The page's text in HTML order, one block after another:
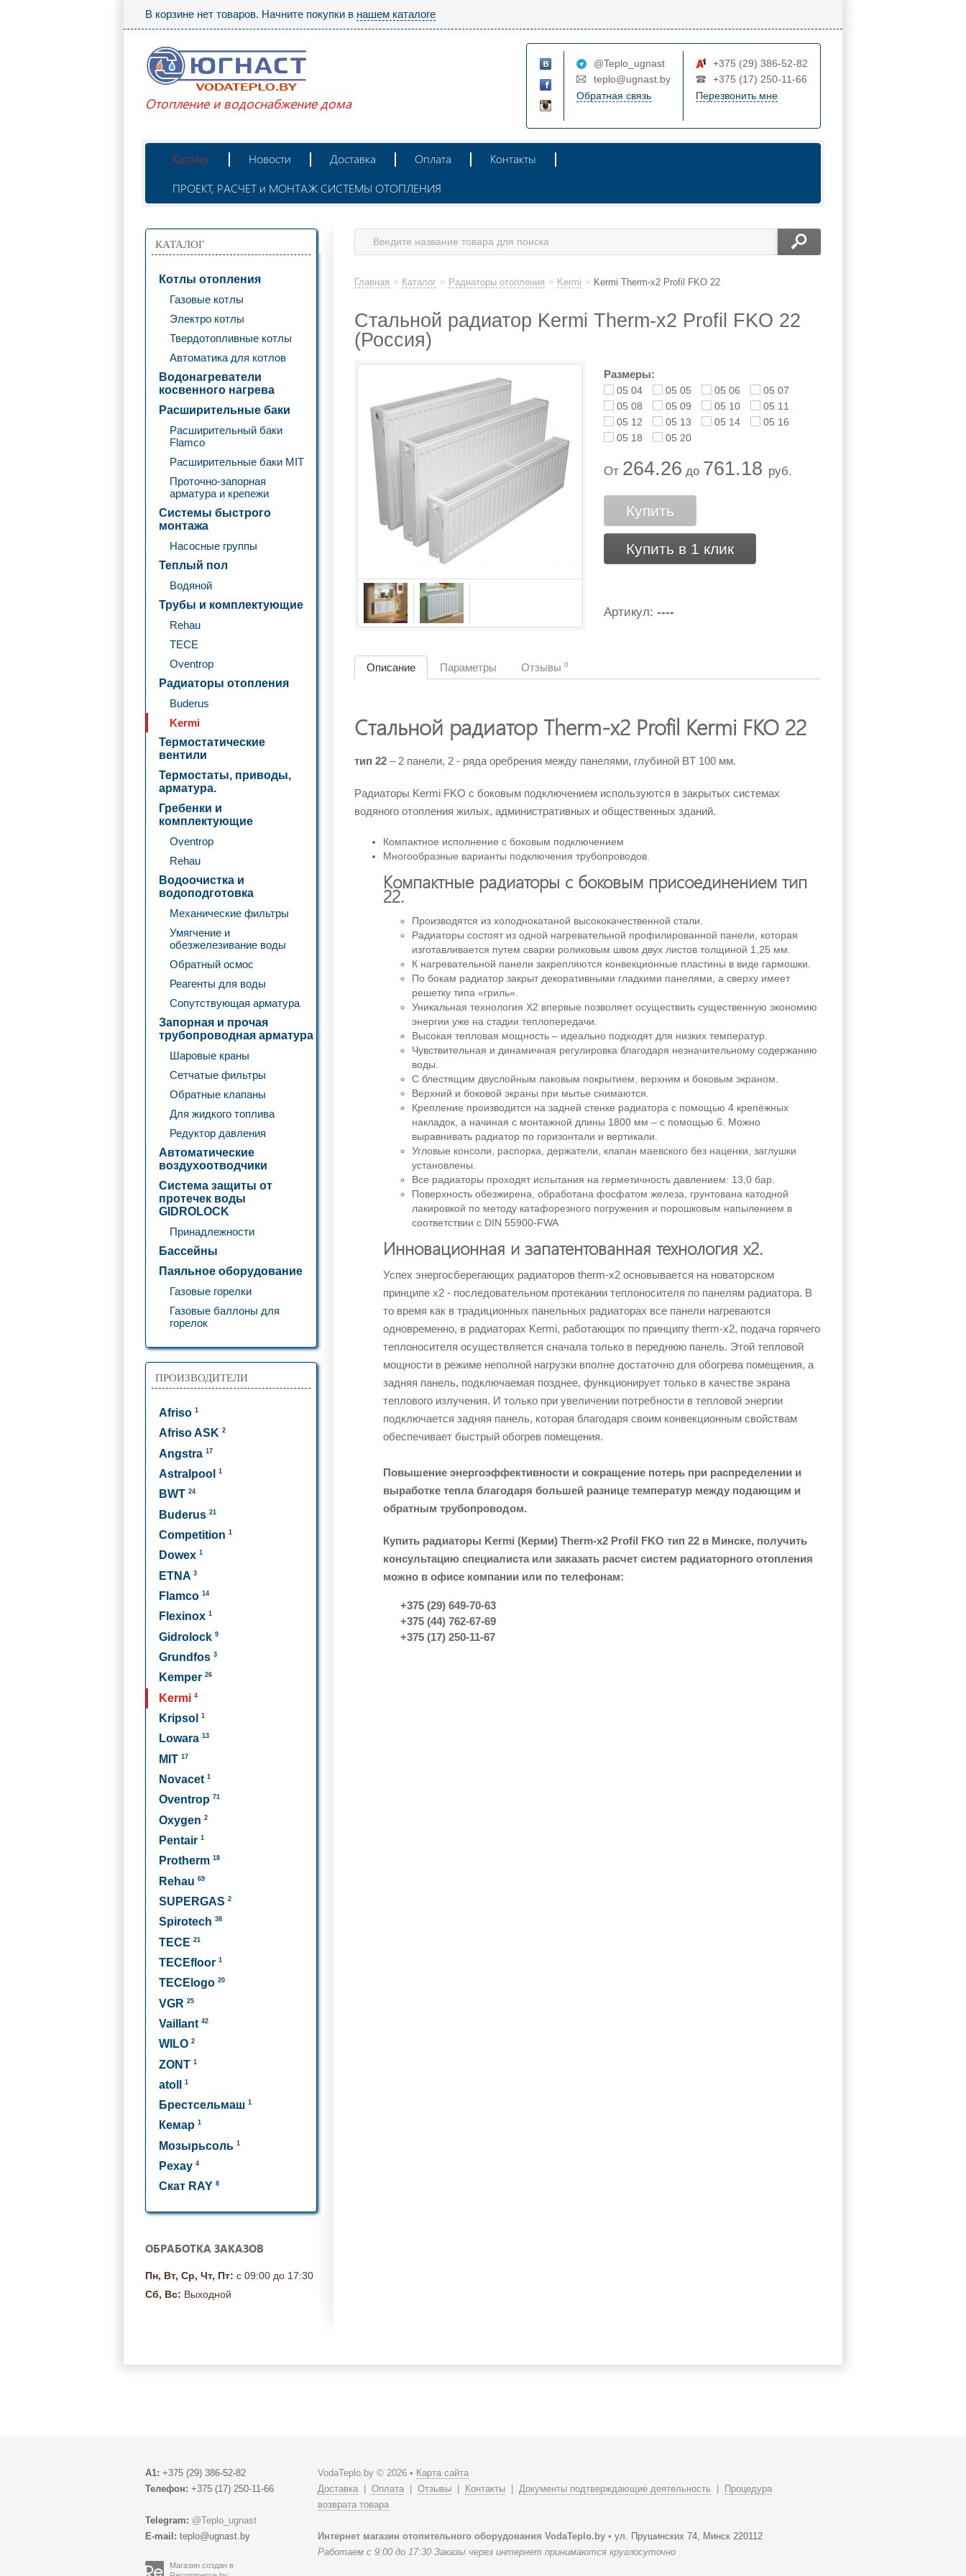
В корзине нет товаров. Начните покупки в нашем каталоге
Отопление и водоснабжение дома
@Teplo_ugnast
teplo@ugnast.by
Обратная связь
+375 (29) 386-52-82
+375 (17) 250-11-66
Перезвонить мне
Каталог Новости Доставка Оплата
Контакты
ПРОЕКТ, РАСЧЕТ и МОНТАЖ СИСТЕМЫ ОТОПЛЕНИЯ
КАТАЛОГ
Котлы отопления
Газовые котлы
Электро котлы
Твердотопливные котлы
Автоматика для котлов
Водонагреватели
косвенного нагрева
Расширительные баки
Расширительный баки
Flamco
Расширительные баки MIT
Проточно-запорная
арматура и крепежи
Системы быстрого
монтажа
Насосные группы
Теплый пол
Водяной
Трубы и комплектующие
Rehau
TECE
Oventrop
Радиаторы отопления
Buderus
Kermi
Термостатические
вентили
Термостаты, приводы,
арматура.
Гребенки и
комплектующие
Oventrop
Rehau
Водоочистка и
водоподготовка
Механические фильтры
Умягчение и
обезжелезивание воды
Обратный осмос
Реагенты для воды
Сопутствующая арматура
Запорная и прочая
трубопроводная арматура
Шаровые краны
Сетчатые фильтры
Обратные клапаны
Для жидкого топлива
Редуктор давления
Автоматические
воздухоотводчики
Система защиты от
протечек воды
GIDROLOCK
Принадлежности
Бассейны
Паяльное оборудование
Газовые горелки
Газовые баллоны для
горелок
ПРОИЗВОДИТЕЛИ
Afriso 1
Afriso ASK 2
Angstra 17
Astralpool 1
BWT 24
Buderus 21
Competition 1
Dowex 1
ETNA 3
Flamco 14
Flexinox 1
Gidrolock 9
Grundfos 3
Kemper 26
Kermi 4
Kripsol 1
Lowara 13
MIT 17
Novacet 1
Oventrop 71
Oxygen 2
Pentair 1
Protherm 18
Rehau 69
SUPERGAS 2
Spirotech 38
TECE 21
TECEfloor 1
TECElogo 20
VGR 25
Vaillant 42
WILO 2
ZONT 1
atoll 1
Брестсельмаш 1
Кемар 1
Мозырьсоль 1
Рехау 4
Скат RAY 8
ОБРАБОТКА ЗАКАЗОВ
Пн, Вт, Ср, Чт, Пт: с 09:00 до 17:30
Сб, Вс: Выходной
Главная » Каталог » Радиаторы отопления » Kermi » Kermi Therm-x2 Profil FKO 22
Стальной радиатор Kermi Therm-x2 Profil FKO 22
(Россия)
Размеры:
05 04 05 05 05 06
05 07
05 08
05 09 05 10
05 11
05 12
05 13 05 14
05 16
05 18
05 20
От 264.26 до 761.18 руб.
Купить
Купить в 1 клик
Артикул: ----
Описание Параметры Отзывы 0
Стальной радиатор Therm-x2 Profil Kermi FKO 22
тип 22 – 2 панели, 2 - ряда оребрения между панелями, глубиной BT 100 мм.
Радиаторы Kermi FKO с боковым подключением используются в закрытых системах
водяного отопления жилых, административных и общественных зданий.
Компактное исполнение с боковым подключением
Многообразные варианты подключения трубопроводов.
Компактные радиаторы с боковым присоединением тип
22.
Производятся из холоднокатаной высококачественной стали.
Радиаторы состоят из одной нагревательной профилированной панели, которая
изготавливается путем сварки роликовым швом двух листов толщиной 1,25 мм.
К нагревательной панели закрепляются конвекционные пластины в виде гармошки.
По бокам радиатор закрыт декоративными гладкими панелями, а сверху имеет
решетку типа «гриль».
Уникальная технология Х2 впервые позволяет осуществить существенную экономию
энергии уже на стадии теплопередачи.
Высокая тепловая мощность – идеально подходят для низких температур.
Чувствительная и динамичная регулировка благодаря незначительному содержанию
воды.
С блестящим двуслойным лаковым покрытием, верхним и боковым экраном.
Верхний и боковой экраны при мытье снимаются.
Крепление производится на задней стенке радиатора с помощью 4 крепёжных
накладок, а начиная с монтажной длины 1800 мм – с помощью 6. Можно
выравнивать радиатор по горизонтали и вертикали.
Угловые консоли, распорка, держатели, клапан маевского без наценки, заглушки
установлены.
Все радиаторы проходят испытания на герметичность давлением: 13,0 бар.
Поверхность обезжирена, обработана фосфатом железа, грунтована катодной
лакировкой по методу катафорезного погружения и порошковым напылением в
соответствии с DIN 55900-FWA
Инновационная и запатентованная технология х2.
Успех энергосберегающих радиаторов therm-x2 основывается на новаторском
принципе х2 - последовательном протекании теплоносителя по панелям радиатора. В
то время как в традиционных панельных радиаторах все панели нагреваются
одновременно, в радиаторах Kermi, работающих по принципу therm-х2, подача горячего
теплоносителя осуществляется сначала только в переднюю панель. Этой тепловой
мощности в режиме неполной нагрузки вполне достаточно для обогрева помещения, а
задняя панель, подключаемая позднее, функционирует только в качестве экрана
теплового излучения. И только при увеличении потребности в тепловой энергии
подключается задняя панель, которая благодаря своим конвекционным свойствам
обеспечивает быстрый обогрев помещения.
Повышение энергоэффективности и сокращение потерь при распределении и
выработке тепла благодаря большей разнице температур между подающим и
обратным трубопроводом.
Купить радиаторы Kermi (Керми) Therm-x2 Profil FKO тип 22 в Минске, получить
консультацию специалиста или заказать расчет систем радиаторного отопления
можно в офисе компании или по телефонам:
+375 (29) 649-70-63
+375 (44) 762-67-69
+375 (17) 250-11-67
A1: +375 (29) 386-52-82
Телефон: +375 (17) 250-11-66
Telegram: @Teplo_ugnast
E-mail: teplo@ugnast.by
Магазин создан в
VodaTeplo.by © 2026 • Карта сайта
Доставка
Оплата Отзывы Контакты Документы подтверждающие деятельность
Процедура
возврата товара
Интернет магазин отопительного оборудования VodaTeplo.by • ул. Прушинских 74, Минск 220112
Работаем с 9:00 до 17:30 Заказы через интернет принимаются круглосуточно